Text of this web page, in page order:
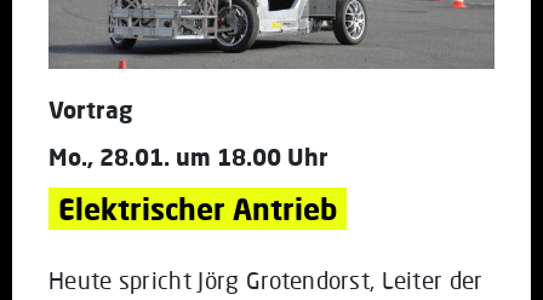
Vortrag
Mo., 28.01. um 18.00 Uhr
Elektrischer Antrieb
Heute spricht Jörg Grotendorst, Leiter der